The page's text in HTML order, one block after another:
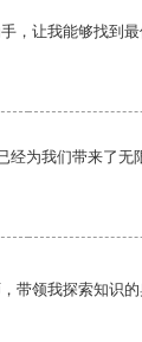
，让我能够找到
经为我们带来了无
带领我探索知识的